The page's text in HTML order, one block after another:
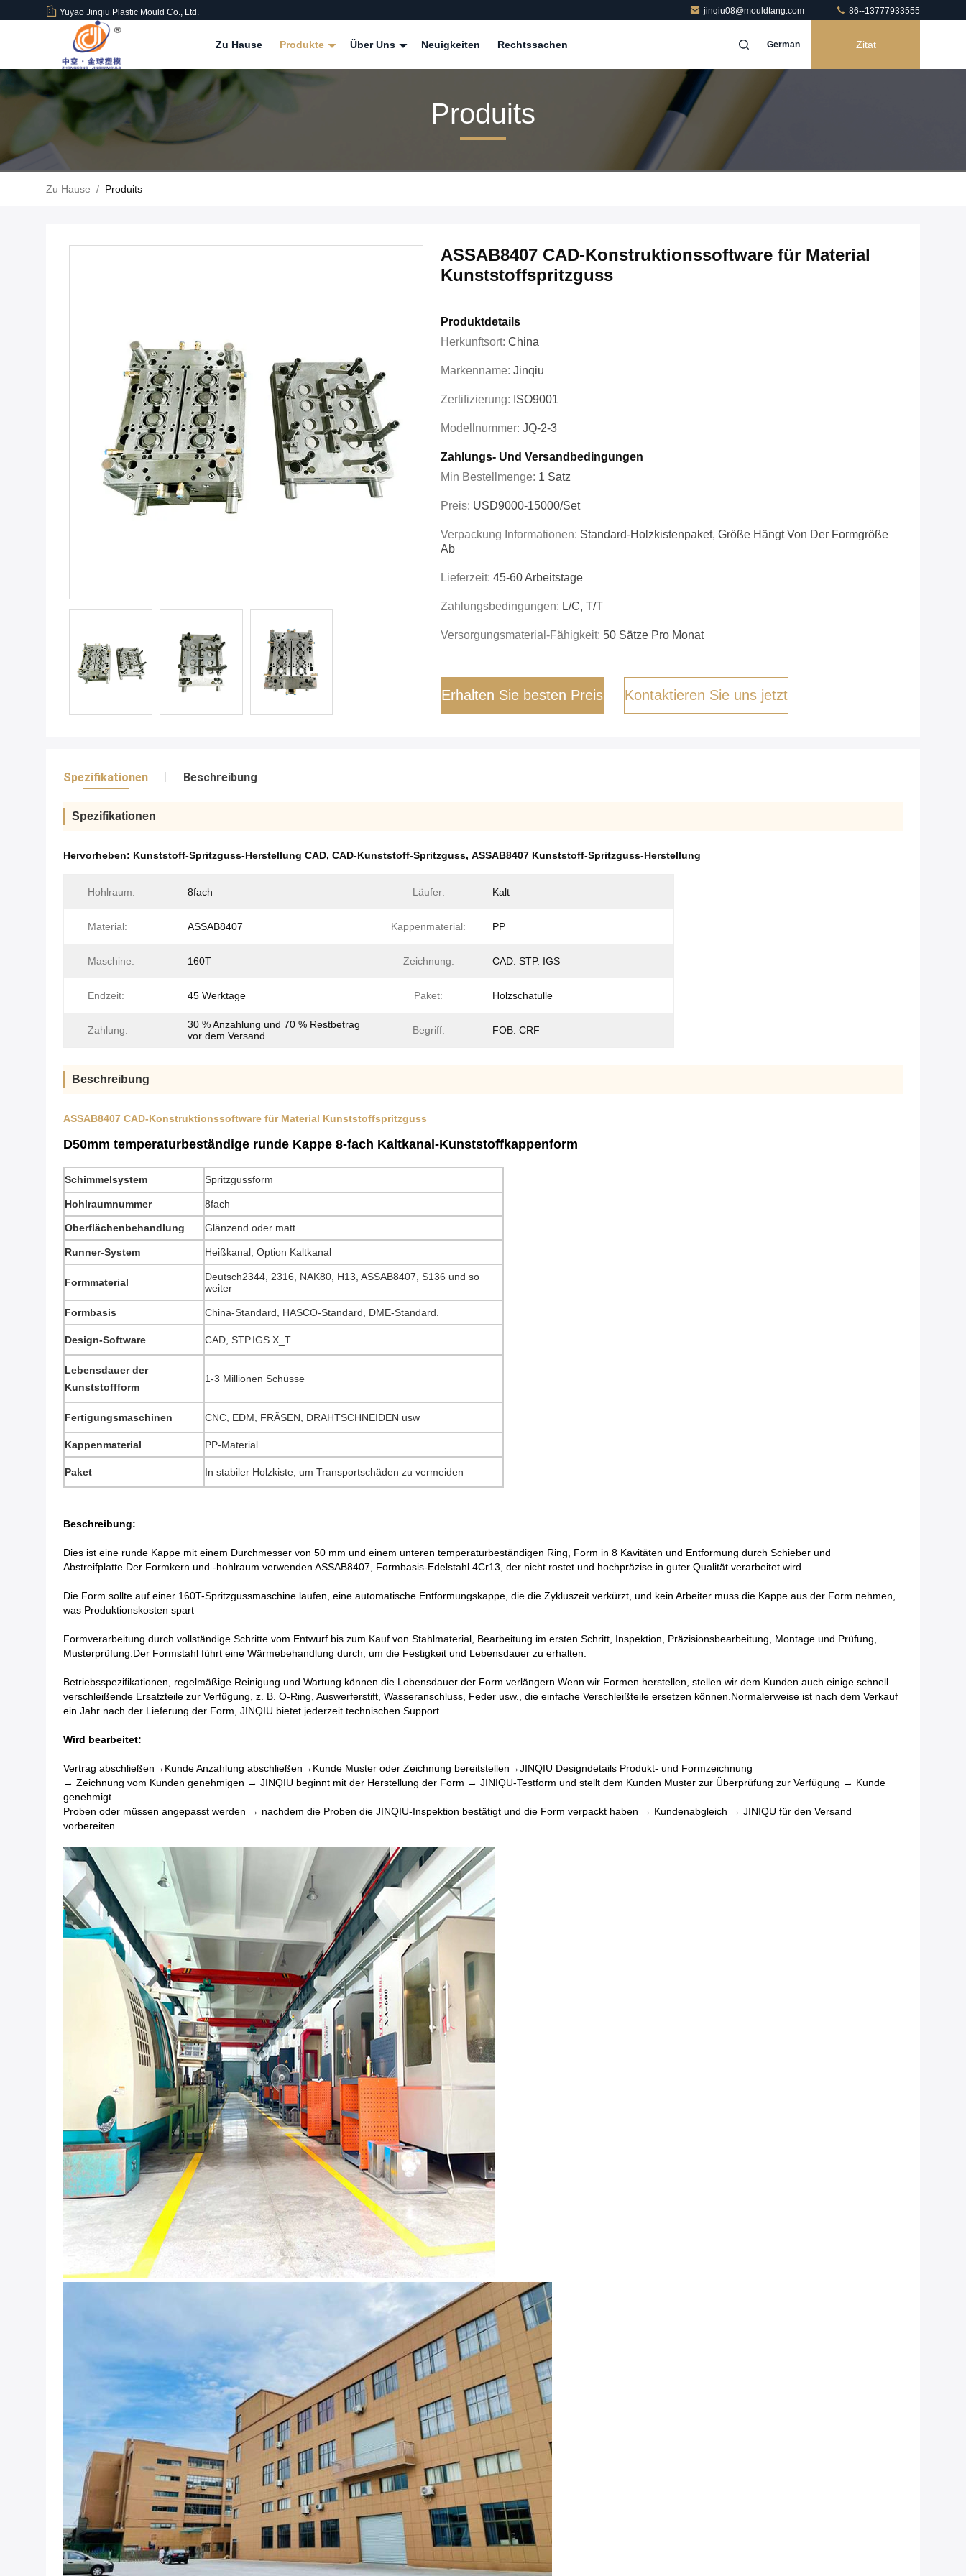
Yuyao Jinqiu Plastic Mould Co., Ltd. jinqiu08@mouldtang.com 86--13777933555
Zu Hause Produkte Über Uns Neuigkeiten Rechtssachen German Zitat
Produits
Zu Hause / Produits
ASSAB8407 CAD-Konstruktionssoftware für Material
Kunststoffspritzguss
Produktdetails
Herkunftsort: China
Markenname: Jinqiu
Zertifizierung: ISO9001
Modellnummer: JQ-2-3
Zahlungs- Und Versandbedingungen
Min Bestellmenge: 1 Satz
Preis: USD9000-15000/set
Verpackung Informationen: Standard-Holzkistenpaket, Größe Hängt Von Der Formgröße
Ab
Lieferzeit: 45-60 Arbeitstage
Zahlungsbedingungen: L/C, T/T
Versorgungsmaterial-Fähigkeit: 50 Sätze Pro Monat
Erhalten Sie besten Preis Kontaktieren Sie uns jetzt
Spezifikationen Beschreibung
Spezifikationen
Hervorheben: Kunststoff-Spritzguss-Herstellung CAD, CAD-Kunststoff-Spritzguss, ASSAB8407 Kunststoff-Spritzguss-Herstellung
Hohlraum: 8fach Läufer: Kalt
Material: ASSAB8407 Kappenmaterial: PP
Maschine: 160T Zeichnung: CAD. STP. IGS
Endzeit: 45 Werktage Paket: Holzschatulle
Zahlung:
30 % Anzahlung und 70 % Restbetrag
vor dem Versand
Begriff: FOB. CRF
Beschreibung
ASSAB8407 CAD-Konstruktionssoftware für Material Kunststoffspritzguss
D50mm temperaturbeständige runde Kappe 8-fach Kaltkanal-Kunststoffkappenform
Schimmelsystem Spritzgussform
Hohlraumnummer 8fach
Oberflächenbehandlung Glänzend oder matt
Runner-System Heißkanal, Option Kaltkanal
Formmaterial
Deutsch2344, 2316, NAK80, H13, ASSAB8407, S136 und so
weiter
Formbasis China-Standard, HASCO-Standard, DME-Standard.
Design-Software CAD, STP.IGS.X_T
Lebensdauer der
Kunststoffform
1-3 Millionen Schüsse
Fertigungsmaschinen CNC, EDM, FRÄSEN, DRAHTSCHNEIDEN usw
Kappenmaterial PP-Material
Paket In stabiler Holzkiste, um Transportschäden zu vermeiden
Beschreibung:
Dies ist eine runde Kappe mit einem Durchmesser von 50 mm und einem unteren temperaturbeständigen Ring, Form in 8 Kavitäten und Entformung durch Schieber und
Abstreifplatte.Der Formkern und -hohlraum verwenden ASSAB8407, Formbasis-Edelstahl 4Cr13, der nicht rostet und hochpräzise in guter Qualität verarbeitet wird
Die Form sollte auf einer 160T-Spritzgussmaschine laufen, eine automatische Entformungskappe, die die Zykluszeit verkürzt, und kein Arbeiter muss die Kappe aus der Form nehmen,
was Produktionskosten spart
Formverarbeitung durch vollständige Schritte vom Entwurf bis zum Kauf von Stahlmaterial, Bearbeitung im ersten Schritt, Inspektion, Präzisionsbearbeitung, Montage und Prüfung,
Musterprüfung.Der Formstahl führt eine Wärmebehandlung durch, um die Festigkeit und Lebensdauer zu erhalten.
Betriebsspezifikationen, regelmäßige Reinigung und Wartung können die Lebensdauer der Form verlängern.Wenn wir Formen herstellen, stellen wir dem Kunden auch einige schnell
verschleißende Ersatzteile zur Verfügung, z. B. O-Ring, Auswerferstift, Wasseranschluss, Feder usw., die einfache Verschleißteile ersetzen können.Normalerweise ist nach dem Verkauf
ein Jahr nach der Lieferung der Form, JINQIU bietet jederzeit technischen Support.
Wird bearbeitet:
Vertrag abschließen→Kunde Anzahlung abschließen→Kunde Muster oder Zeichnung bereitstellen→JINQIU Designdetails Produkt- und Formzeichnung
→ Zeichnung vom Kunden genehmigen → JINQIU beginnt mit der Herstellung der Form → JINIQU-Testform und stellt dem Kunden Muster zur Überprüfung zur Verfügung → Kunde
genehmigt
Proben oder müssen angepasst werden → nachdem die Proben die JINQIU-Inspektion bestätigt und die Form verpackt haben → Kundenabgleich → JINIQU für den Versand
vorbereiten